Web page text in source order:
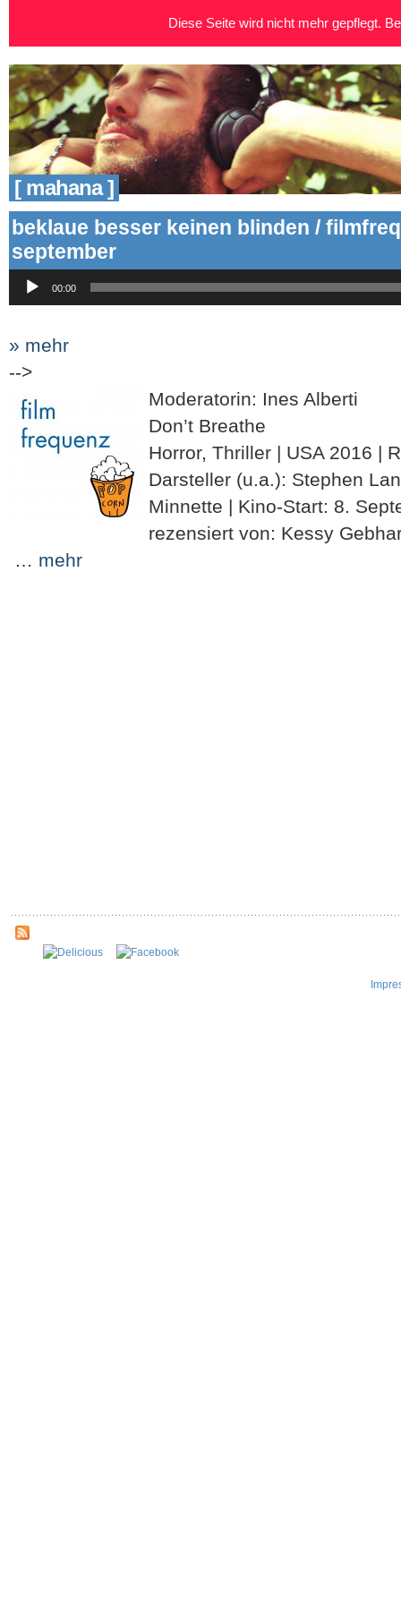
[ mahana ]
beklaue besser keinen blinden /
september
Player
00:00
» mehr
-->
Moderatorin: Ines Alberti
Don’t Breathe
Horror, Thriller | USA 2016 |
Darsteller (u.a.): Stephen
Minnette | Kino-Start: 8.
rezensiert von: Kessy
… mehr
Diese Seite wird nicht mehr gepflegt.